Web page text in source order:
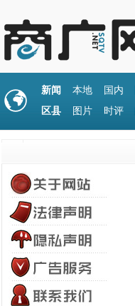
新闻 本地 国内
区县
图片 时评